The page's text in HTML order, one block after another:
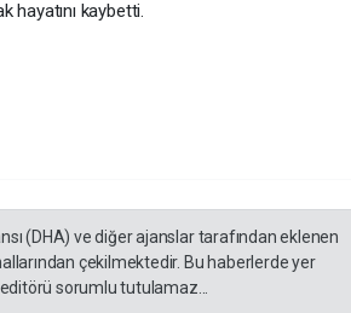
hayatını kaybetti.
(DHA) ve diğer ajanslar tarafından eklenen
çekilmektedir. Bu haberlerde yer
sorumlu tutulamaz...